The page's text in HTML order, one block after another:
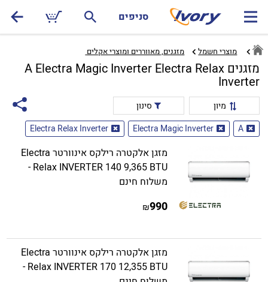
סניפים
מוצרי חשמל מזגנים, מאווררים ומוצרי אקלים ‏
מזגנים A Electra Magic Inverter Electra Relax
Inverter
מיון
סינון
A
Electra Magic Inverter
Electra Relax Inverter
מזגן אלקטרה רילקס אינוורטר Electra
Relax INVERTER 140 9,365 BTU -
משלוח חינם
990
₪
מזגן אלקטרה רילקס אינוורטר Electra
Relax INVERTER 170 12,355 BTU -